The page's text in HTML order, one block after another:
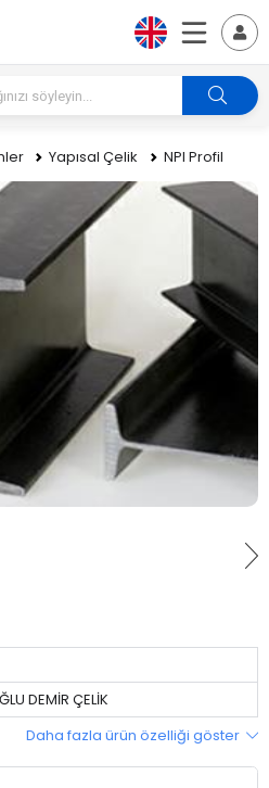
Yapısal Çelik NPI Profil
DEMİR ÇELİK
Daha fazla ürün özelliği göster